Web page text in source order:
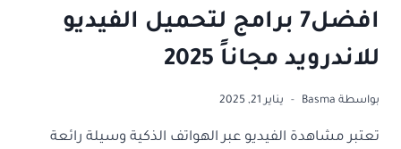
افضل7 برامج لتحميل الفيديو
للاندرويد مجاناً 2025
بواسطة Basma يناير 21, 2025
تعتبر مشاهدة الفيديو عبر الهواتف الذكية وسيلة رائعة